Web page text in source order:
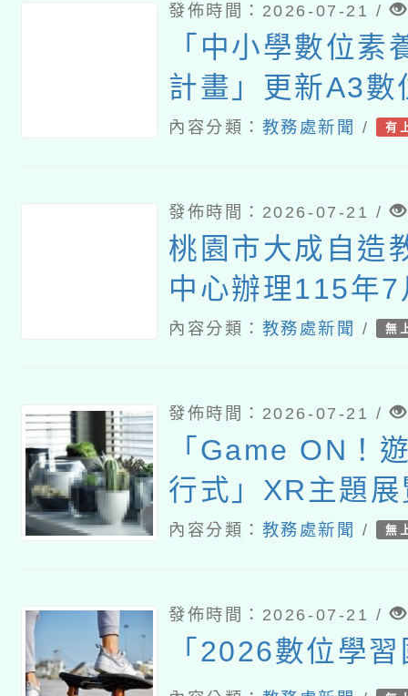
發佈時間：2026-07-21 /
「中小學數位素
計畫」更新A3數
名單（1150615
內容分類： 教務處新聞 / 有
發佈時間：2026-07-21 /
桃園市大成自造
中心辦理115年
習
內容分類： 教務處新聞 / 無
發佈時間：2026-07-21 /
「Game ON！
行式」XR主題
內容分類： 教務處新聞 / 無
發佈時間：2026-07-21 /
「2026數位學